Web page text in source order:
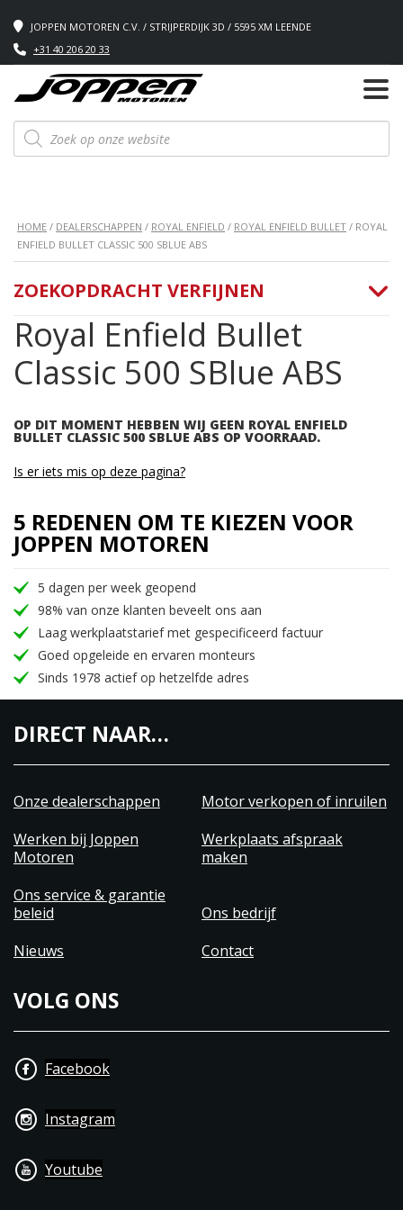
JOPPEN MOTOREN C.V. / STRIJPERDIJK 3D / 5595 XM LEENDE
+31 40 206 20 33
Producten
zoeken
HOME / DEALERSCHAPPEN / ROYAL ENFIELD / ROYAL ENFIELD BULLET / ROYAL
ENFIELD BULLET CLASSIC 500 SBLUE ABS
Royal Enfield Bullet
Classic 500 SBlue ABS
OP DIT MOMENT HEBBEN WIJ GEEN ROYAL ENFIELD
BULLET CLASSIC 500 SBLUE ABS OP VOORRAAD.
ZOEKOPDRACHT VERFIJNEN
Is er iets mis op deze pagina?
5 REDENEN OM TE KIEZEN VOOR
JOPPEN MOTOREN
5 dagen per week geopend
98% van onze klanten beveelt ons aan
Laag werkplaatstarief met gespecificeerd factuur
Goed opgeleide en ervaren monteurs
Sinds 1978 actief op hetzelfde adres
DIRECT NAAR…
Onze dealerschappen
Motor verkopen of inruilen
Werken bij Joppen
Motoren
Werkplaats afspraak
maken
Ons service & garantie
beleid
Ons bedrijf
Nieuws
Contact
VOLG ONS
Facebook
Instagram
Youtube